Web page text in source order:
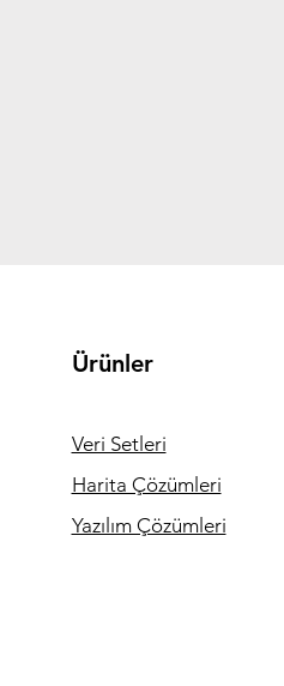
Ürünler
Veri Setleri
Harita Çözümleri
Yazılım Çözümleri